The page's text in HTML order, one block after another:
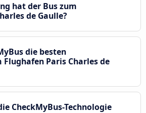
hat der Bus zum
de Gaulle?
die besten
Flughafen Paris Charles de
CheckMyBus-Technologie